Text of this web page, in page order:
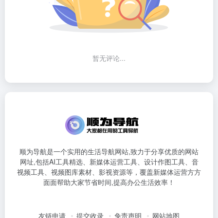
暂无评论...
顺为导航是一个实用的生活导航网站,致力于分享优质的网站
网址,包括AI工具精选、新媒体运营工具、设计作图工具、音
视频工具、视频图库素材、影视资源等，覆盖新媒体运营方方
面面帮助大家节省时间,提高办公生活效率！
友链申请 提交收录 免责声明 网站地图